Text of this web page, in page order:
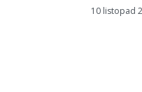
10 listopad